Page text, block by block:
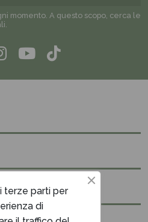
momento. A questo scopo, cerca le
terze parti per
di